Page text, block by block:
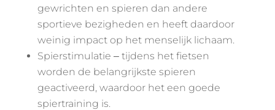
gewrichten en spieren dan andere
sportieve bezigheden en heeft daardoor
weinig impact op het menselijk lichaam.
Spierstimulatie ‒ tijdens het fietsen
worden de belangrijkste spieren
geactiveerd, waardoor het een goede
spiertraining is.